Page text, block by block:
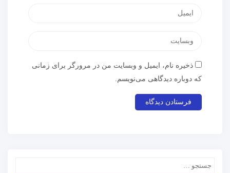
ذخیره نام، ایمیل و وبسایت من در مرورگر برای زمانی
که دوباره دیدگاهی می‌نویسم.